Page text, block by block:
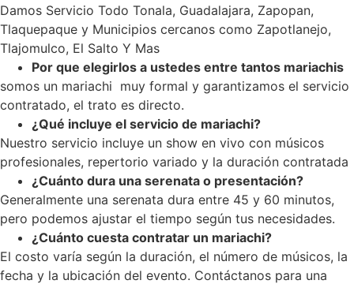
Damos Servicio Todo Tonala, Guadalajara, Zapopan,
Tlaquepaque y Municipios cercanos como Zapotlanejo,
Tlajomulco, El Salto Y Mas
Por que elegirlos a ustedes entre tantos mariachis
somos un mariachi muy formal y garantizamos el servicio
contratado, el trato es directo.
¿Qué incluye el servicio de mariachi?
Nuestro servicio incluye un show en vivo con músicos
profesionales, repertorio variado y la duración contratada
¿Cuánto dura una serenata o presentación?
Generalmente una serenata dura entre 45 y 60 minutos,
pero podemos ajustar el tiempo según tus necesidades.
¿Cuánto cuesta contratar un mariachi?
El costo varía según la duración, el número de músicos, la
fecha y la ubicación del evento. Contáctanos para una